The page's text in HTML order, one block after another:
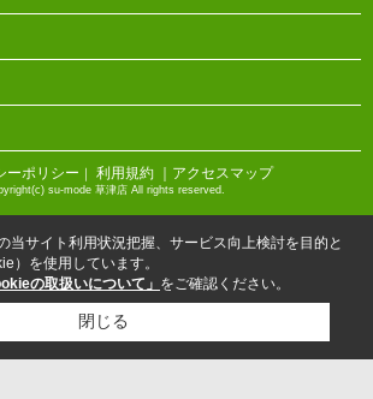
ーポリシー ｜ 利用規約 ｜アクセスマップ
su-mode 草津店 All rights reserved.
当サイト利用状況把握、サービス向上検討を目的と
）を使用しています。
の取扱いについて」 をご確認ください。
閉じる